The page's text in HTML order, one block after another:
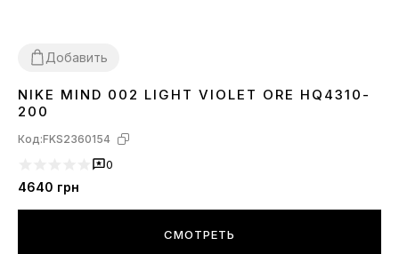
Добавить
3637 38 39 40 41
NIKE MIND 002 LIGHT VIOLET ORE HQ4310-
200
Код:FKS2360154
0
4640 грн
СМОТРЕТЬ